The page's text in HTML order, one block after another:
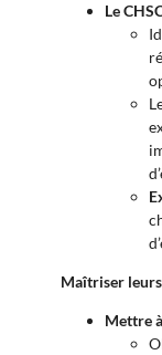
Le
Maîtriser
Mettre